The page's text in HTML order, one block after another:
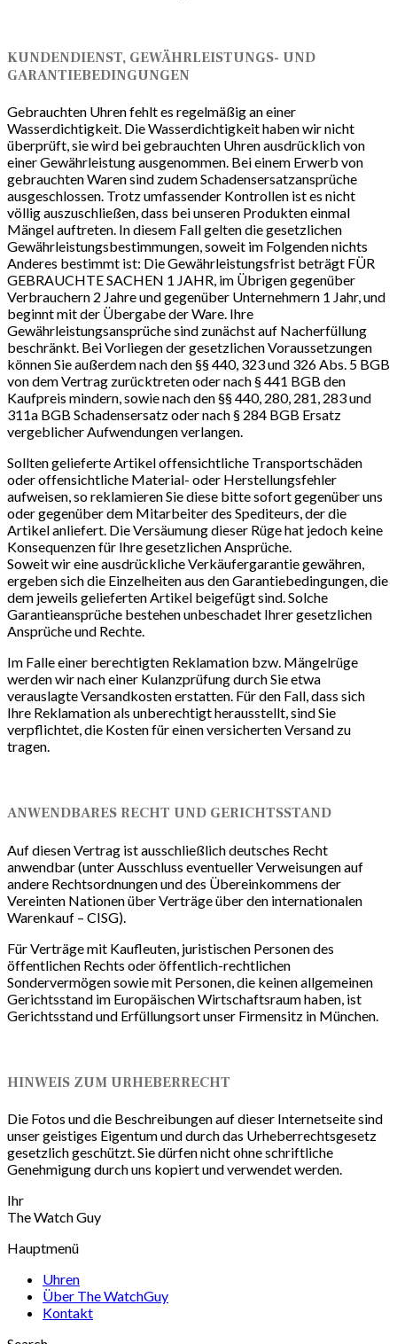
KUNDENDIENST, GEWÄHRLEISTUNGS- UND
GARANTIEBEDINGUNGEN
Gebrauchten Uhren fehlt es regelmäßig an einer
Wasserdichtigkeit. Die Wasserdichtigkeit haben wir nicht
überprüft, sie wird bei gebrauchten Uhren ausdrücklich von
einer Gewährleistung ausgenommen. Bei einem Erwerb von
gebrauchten Waren sind zudem Schadensersatzansprüche
ausgeschlossen. Trotz umfassender Kontrollen ist es nicht
völlig auszuschließen, dass bei unseren Produkten einmal
Mängel auftreten. In diesem Fall gelten die gesetzlichen
Gewährleistungsbestimmungen, soweit im Folgenden nichts
Anderes bestimmt ist: Die Gewährleistungsfrist beträgt FÜR
GEBRAUCHTE SACHEN 1 JAHR, im Übrigen gegenüber
Verbrauchern 2 Jahre und gegenüber Unternehmern 1 Jahr, und
beginnt mit der Übergabe der Ware. Ihre
Gewährleistungsansprüche sind zunächst auf Nacherfüllung
beschränkt. Bei Vorliegen der gesetzlichen Voraussetzungen
können Sie außerdem nach den §§ 440, 323 und 326 Abs. 5 BGB
von dem Vertrag zurücktreten oder nach § 441 BGB den
Kaufpreis mindern, sowie nach den §§ 440, 280, 281, 283 und
311a BGB Schadensersatz oder nach § 284 BGB Ersatz
vergeblicher Aufwendungen verlangen.
Sollten gelieferte Artikel offensichtliche Transportschäden
oder offensichtliche Material- oder Herstellungsfehler
aufweisen, so reklamieren Sie diese bitte sofort gegenüber uns
oder gegenüber dem Mitarbeiter des Spediteurs, der die
Artikel anliefert. Die Versäumung dieser Rüge hat jedoch keine
Konsequenzen für Ihre gesetzlichen Ansprüche.
Soweit wir eine ausdrückliche Verkäufergarantie gewähren,
ergeben sich die Einzelheiten aus den Garantiebedingungen, die
dem jeweils gelieferten Artikel beigefügt sind. Solche
Garantieansprüche bestehen unbeschadet Ihrer gesetzlichen
Ansprüche und Rechte.
Im Falle einer berechtigten Reklamation bzw. Mängelrüge
werden wir nach einer Kulanzprüfung durch Sie etwa
verauslagte Versandkosten erstatten. Für den Fall, dass sich
Ihre Reklamation als unberechtigt herausstellt, sind Sie
verpflichtet, die Kosten für einen versicherten Versand zu
tragen.
ANWENDBARES RECHT UND GERICHTSSTAND
Auf diesen Vertrag ist ausschließlich deutsches Recht
anwendbar (unter Ausschluss eventueller Verweisungen auf
andere Rechtsordnungen und des Übereinkommens der
Vereinten Nationen über Verträge über den internationalen
Warenkauf – CISG).
Für Verträge mit Kaufleuten, juristischen Personen des
öffentlichen Rechts oder öffentlich-rechtlichen
Sondervermögen sowie mit Personen, die keinen allgemeinen
Gerichtsstand im Europäischen Wirtschaftsraum haben, ist
Gerichtsstand und Erfüllungsort unser Firmensitz in München.
HINWEIS ZUM URHEBERRECHT
Die Fotos und die Beschreibungen auf dieser Internetseite sind
unser geistiges Eigentum und durch das Urheberrechtsgesetz
gesetzlich geschützt. Sie dürfen nicht ohne schriftliche
Genehmigung durch uns kopiert und verwendet werden.
Ihr
The Watch Guy
Hauptmenü
Uhren
Über The WatchGuy
Kontakt